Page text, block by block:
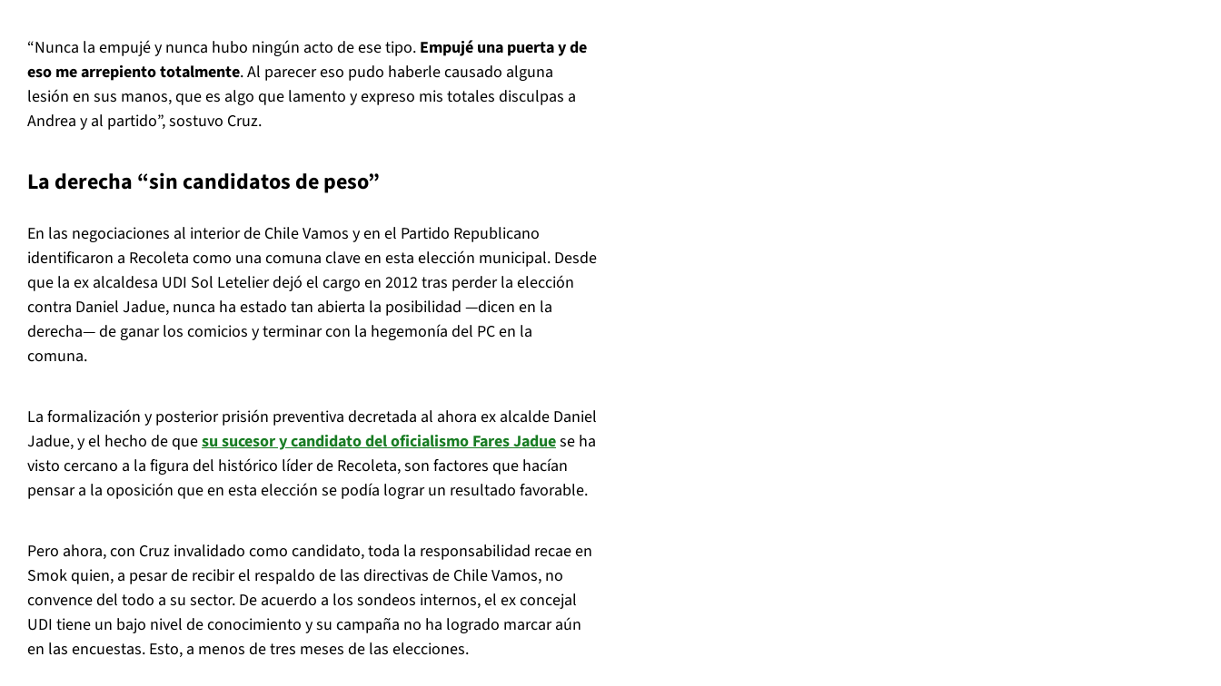
“Nunca la empujé y nunca hubo ningún acto de ese tipo. Empujé una puerta y de
eso me arrepiento totalmente. Al parecer eso pudo haberle causado alguna
lesión en sus manos, que es algo que lamento y expreso mis totales disculpas a
Andrea y al partido”, sostuvo Cruz.
La derecha “sin candidatos de peso”
En las negociaciones al interior de Chile Vamos y en el Partido Republicano
identificaron a Recoleta como una comuna clave en esta elección municipal. Desde
que la ex alcaldesa UDI Sol Letelier dejó el cargo en 2012 tras perder la elección
contra Daniel Jadue, nunca ha estado tan abierta la posibilidad —dicen en la
derecha— de ganar los comicios y terminar con la hegemonía del PC en la
comuna.
La formalización y posterior prisión preventiva decretada al ahora ex alcalde Daniel
Jadue, y el hecho de quesu sucesor y candidato del oficialismo Fares Jaduese ha
visto cercano a la figura del histórico líder de Recoleta, son factores que hacían
pensar a la oposición que en esta elección se podía lograr un resultado favorable.
Pero ahora, con Cruz invalidado como candidato, toda la responsabilidad recae en
Smok quien, a pesar de recibir el respaldo de las directivas de Chile Vamos, no
convence del todo a su sector. De acuerdo a los sondeos internos, el ex concejal
UDI tiene un bajo nivel de conocimiento y su campaña no ha logrado marcar aún
en las encuestas. Esto, a menos de tres meses de las elecciones.